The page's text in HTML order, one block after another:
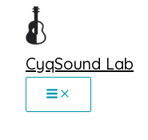
Перейти
CyqSound Lab